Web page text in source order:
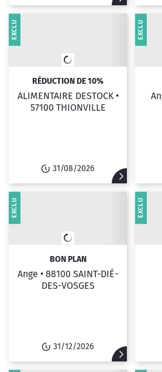
RÉDUCTION DE 10%
ALIMENTAIRE DESTOCK •
57100 THIONVILLE
31/08/2026
EXCLU EXCLU
BON PLAN
Ange • 88100 SAINT-DIÉ-
DES-VOSGES
31/12/2026
EXCLU EXCLU